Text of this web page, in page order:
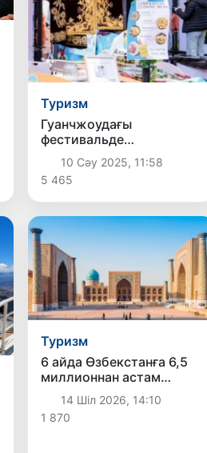
Туризм
Гуанчжоудағы
фестивальде
Өзбекстанның стенді
жеңіске жетті
10 Сәу 2025, 11:58
5 465
Туризм
6 айда Өзбекстанға 6,5
миллионнан астам
турист келді
14 Шіл 2026, 14:10
1 870